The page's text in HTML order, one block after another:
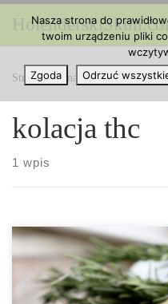
Przejdź do treści
Strona główna » kolacja thc
kolacja thc
1 wpis
Składniki: (na 6 tarteletek) 1
łyżeczki oliwy z oliwek 1
Nasza strona do
twoim urządzeniu pliki
Zgoda
Odrzuć